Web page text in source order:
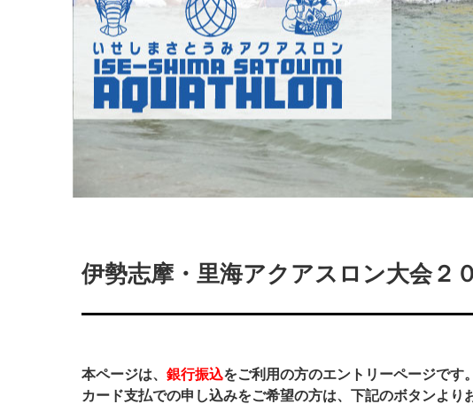
伊勢志摩・里海アクアスロン大会２
本ページは、 銀行振込をご利用の方のエントリーページです。
カード支払での申し込みをご希望の方は、下記のボタンより